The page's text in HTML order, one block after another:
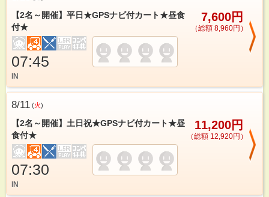
【2名～開催】平日★GPSナビ付カート★昼食
付★
7,600円
（総額 8,960円）
07:45
IN
8/11 (火)
【2名～開催】土日祝★GPSナビ付カート★昼
食付★
11,200円
（総額 12,920円）
07:30
IN